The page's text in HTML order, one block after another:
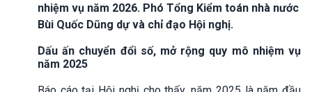
nhiệm vụ năm 2026. Phó Tổng Kiểm toán nhà nước
Bùi Quốc Dũng dự và chỉ đạo Hội nghị.
Dấu ấn chuyển đổi số, mở rộng quy mô nhiệm vụ
năm 2025